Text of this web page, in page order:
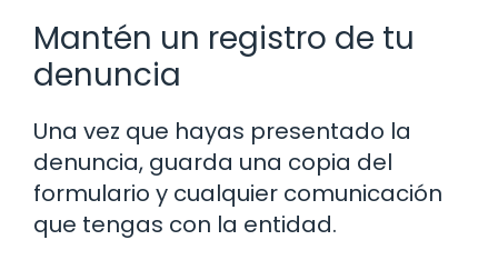
Mantén un registro de tu
denuncia
Una vez que hayas presentado la
denuncia, guarda una copia del
formulario y cualquier comunicación
que tengas con la entidad.